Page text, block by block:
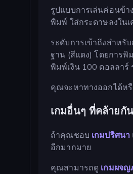
รูปแบบการเล่นค่อนข้า
พิมพ์ ใส่กระดาษลงใน
ระดับการเข้าถึงสำห
ฐาน (สีแดง) โดยการ
พิมพ์เงิน 100 ดอลลาร์
คุณจะหาทางออกได้ห
เกมอื่นๆ ที่คล้ายกัน
ถ้าคุณชอบ เกมปริศนา
อีกมากมาย
คุณสามารถดู เกมผจญ